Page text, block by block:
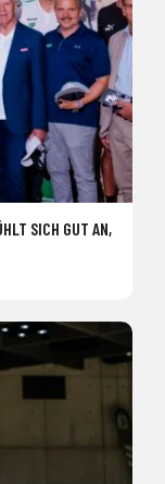
SICH GUT AN,